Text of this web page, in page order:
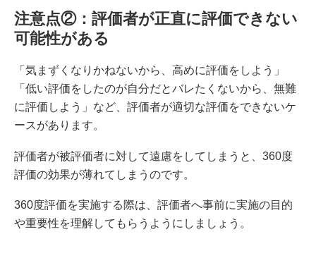
注意点②：評価者が正直に評価できない
可能性がある
「気まずくなりかねないから、高めに評価をしよう」
「低い評価をしたのが自分だとバレたくないから、無難
に評価しよう」など、評価者が適切な評価をできないケ
ースがあります。
評価者が被評価者に対して遠慮をしてしまうと、360度
評価の効果が薄れてしまうのです。
360度評価を実施する際は、評価者へ事前に実施の目的
や重要性を理解してもらうようにしましょう。